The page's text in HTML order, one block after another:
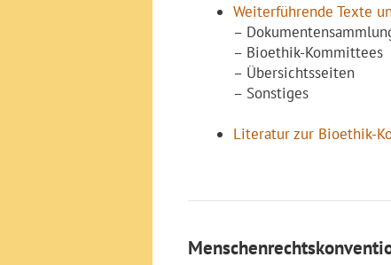
Weiterführende Texte
–
– Bioethik-Kommittees
– Übersichtsseiten
– Sonstiges
Literatur zur Bioethik-